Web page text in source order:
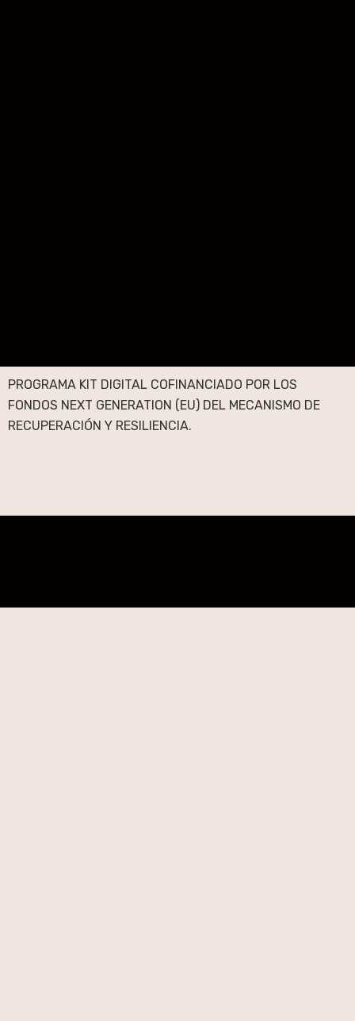
PROGRAMA KIT DIGITAL COFINANCIADO POR LOS
FONDOS NEXT GENERATION (EU) DEL MECANISMO DE
RECUPERACIÓN Y RESILIENCIA.